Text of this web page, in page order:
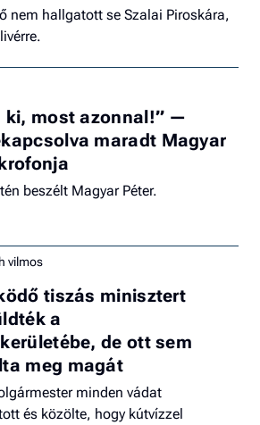
nem hallgatott se Szalai Piroskára,
ki, most azonnal!” —
maradt Magyar
beszélt Magyar Péter.
vilmos
tiszás minisztert
a
de ott sem
meg magát
minden vádat
és közölte, hogy kútvízzel